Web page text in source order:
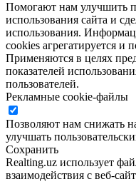
Помогают нам улучшить
использования сайта и
использования.
cookies агрегатируется и
Применяются в целях
показателей
пользователей.
Рекламные cookie-файлы
Позволяют нам снижать
улучшать
Сохранить
Realting.uz использует
взаимодействия с веб-